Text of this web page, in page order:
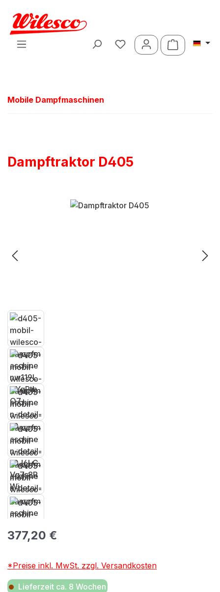
Zum Hauptinhalt springen
Mobile Dampfmaschinen
Dampftraktor D405
Bildergalerie überspringen
Regulärer Preis:
377,20 €
*Preise inkl. MwSt. zzgl. Versandkosten
Lieferzeit ca. 8 Wochen